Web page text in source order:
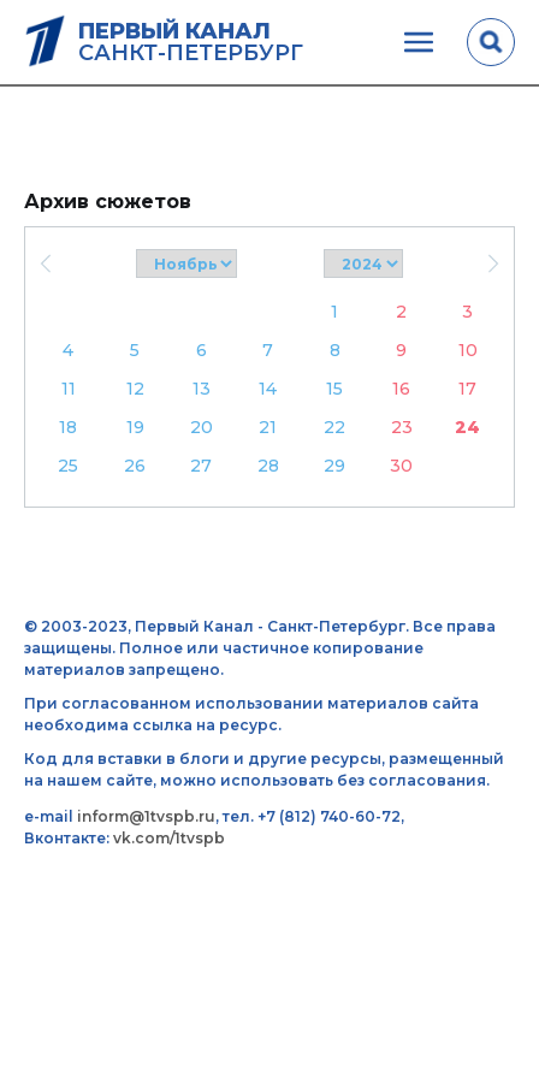
ПЕРВЫЙ КАНАЛ
САНКТ-ПЕТЕРБУРГ
Архив сюжетов
1 2
3
4
5 6 7 8 9
10
11
12 13 14 15 16
17
18
19 20 21 22 23
24
25
26 27 28 29 30
© 2003-2023, Первый Канал - Санкт-Петербург. Все права
защищены. Полное или частичное копирование
материалов запрещено.
При согласованном использовании материалов сайта
необходима ссылка на ресурс.
Код для вставки в блоги и другие ресурсы, размещенный
на нашем сайте, можно использовать без согласования.
e-mail inform@1tvspb.ru, тел. +7 (812) 740-60-72,
Вконтакте: vk.com/1tvspb